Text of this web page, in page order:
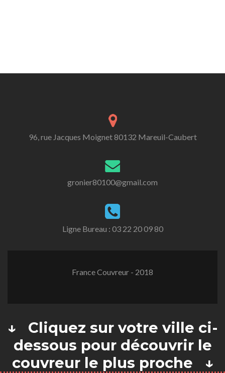
96, rue Jacques Moignet 80132 Mareuil-Caubert
gronier80100@gmail.com
Ligne Bureau : 03 22 20 09 80
France Couvreur - 2018
↓ Cliquez sur votre ville ci-
dessous pour découvrir le
couvreur le plus proche ↓